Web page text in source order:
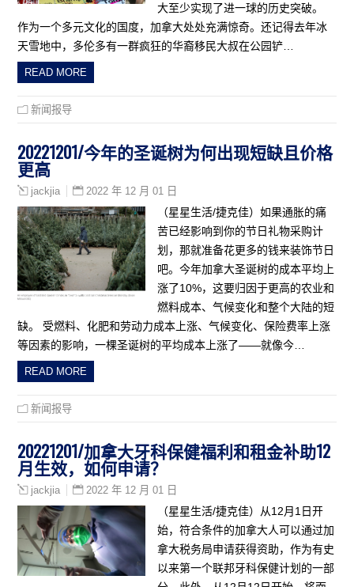
大至少实现了进一球的历史突破。
作为一个多元文化的国度，加拿大处处充满惊奇。还记得去年冰
天雪地中，多伦多有一群疯狂的华裔移民大叔在公园铲…
READ MORE
新闻报导
20221201/今年的圣诞树为何出现短缺且价格
更高
jackjia 2022 年 12 月 01 日
（星星生活/捷克佳）如果通胀的痛
苦已经影响到你的节日礼物采购计
划，那就准备花更多的钱来装饰节日
吧。今年加拿大圣诞树的成本平均上
涨了10%，这要归因于更高的农业和
燃料成本、气候变化和整个大陆的短
缺。 受燃料、化肥和劳动力成本上涨、气候变化、保险费率上涨
等因素的影响，一棵圣诞树的平均成本上涨了——就像今…
READ MORE
新闻报导
20221201/加拿大牙科保健福利和租金补助12
月生效，如何申请？
jackjia 2022 年 12 月 01 日
（星星生活/捷克佳）从12月1日开
始，符合条件的加拿大人可以通过加
拿大税务局申请获得资助，作为有史
以来第一个联邦牙科保健计划的一部